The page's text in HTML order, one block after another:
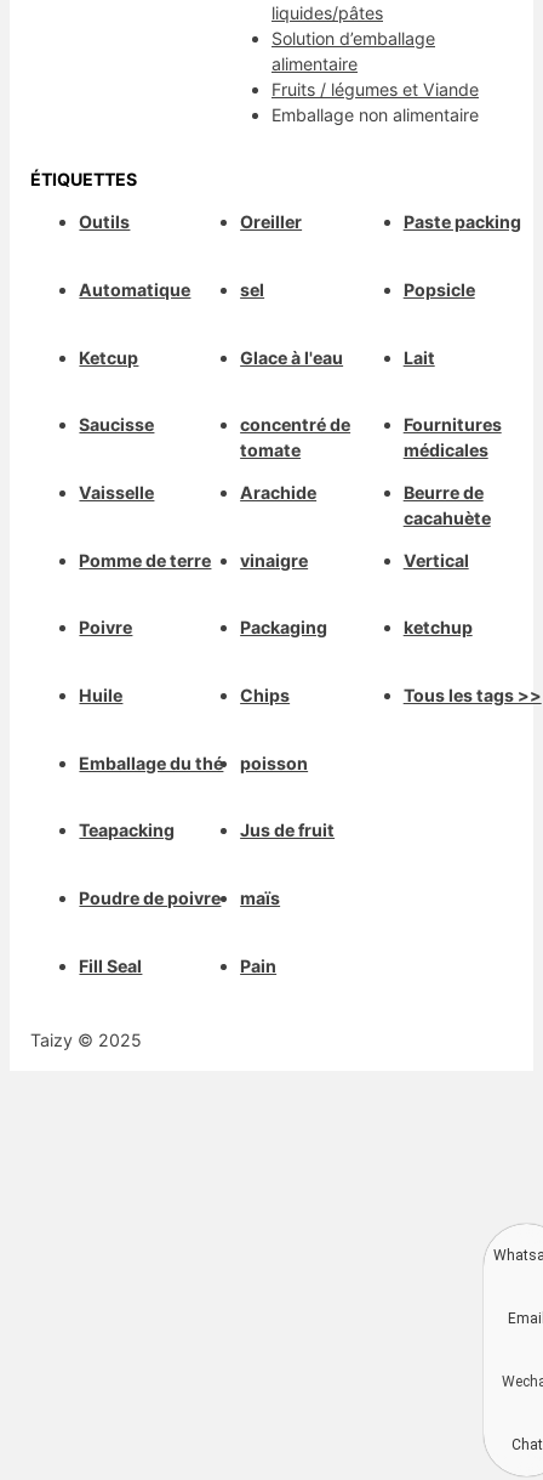
liquides/pâtes
Solution d’emballage
alimentaire
Fruits / légumes et Viande
Emballage non alimentaire
ÉTIQUETTES
Outils
Automatique
Ketcup
Saucisse
Vaisselle
Pomme de terre
Poivre
Huile
Emballage du thé
Teapacking
Poudre de poivre
Fill Seal
Oreiller
sel
Glace à l'eau
concentré de
tomate
Arachide
vinaigre
Packaging
Chips
poisson
Jus de fruit
maïs
Pain
Paste packing
Popsicle
Lait
Fournitures
médicales
Beurre de
cacahuète
Vertical
ketchup
Tous les tags >>
Taizy © 2025
Chat